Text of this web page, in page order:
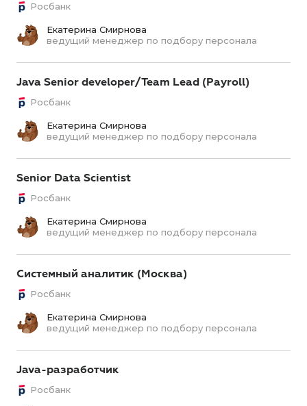
Росбанк
Екатерина Смирнова
ведущий менеджер по подбору персонала
Java Senior developer/Team Lead (Payroll)
Росбанк
Екатерина Смирнова
ведущий менеджер по подбору персонала
Senior Data Scientist
Росбанк
Екатерина Смирнова
ведущий менеджер по подбору персонала
Системный аналитик (Москва)
Росбанк
Екатерина Смирнова
ведущий менеджер по подбору персонала
Java-разработчик
Росбанк